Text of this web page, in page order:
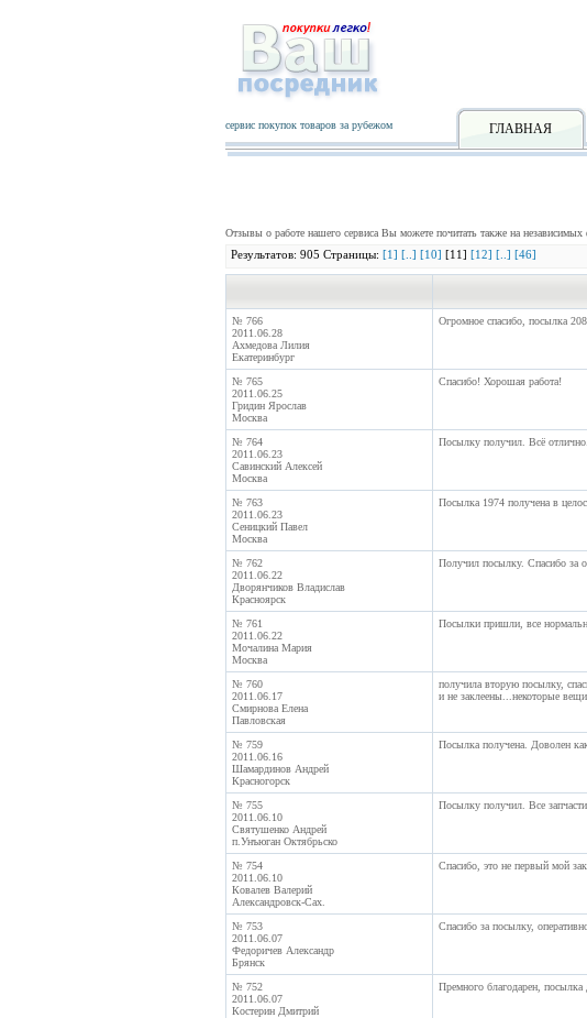
сервис покупок товаров за рубежом ГЛАВНАЯ
Отзывы о работе нашего сервиса Вы можете почитать также на независимых
Результатов: 905 Страницы: [1] [..] [10] [11] [12] [..] [46]
№ 766
2011.06.28
Ахмедова Лилия
Екатеринбург
Огромное спасибо, посылка
№ 765
2011.06.25
Гридин Ярослав
Москва
Спасибо! Хорошая работа!
№ 764
2011.06.23
Савинский Алексей
Москва
Посылку получил. Всё
№ 763
2011.06.23
Сеницкий Павел
Москва
Посылка 1974 получена в
№ 762
2011.06.22
Дворянчиков Владислав
Красноярск
Получил посылку. Спасибо за
№ 761
2011.06.22
Мочалина Мария
Москва
Посылки пришли, все
№ 760
2011.06.17
Смирнова Елена
Павловская
получила вторую посылку,
и не заклеены...некоторые
№ 759
2011.06.16
Шамардинов Андрей
Красногорск
Посылка получена. Доволен
№ 755
2011.06.10
Святушенко Андрей
п.Унъюган Октябрьско
Посылку получил. Все
№ 754
2011.06.10
Ковалев Валерий
Александровск-Сах.
Спасибо, это не первый мой
№ 753
2011.06.07
Федоричев Александр
Брянск
Спасибо за посылку,
№ 752
2011.06.07
Костерин Дмитрий
Премного благодарен,